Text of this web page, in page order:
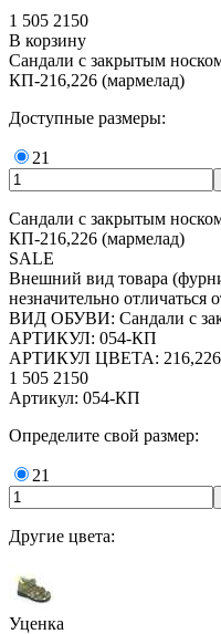
1 505 2150
В корзину
Сандали с закрытым
КП-216,226 (мармелад)
Доступные размеры:
21
Сандали с закрытым
КП-216,226 (мармелад)
SALE
Внешний вид товара
незначительно отличаться
ВИД ОБУВИ: Сандали с
АРТИКУЛ: 054-КП
АРТИКУЛ ЦВЕТА: 216,226
1 505 2150
Артикул: 054-КП
Определите свой размер:
21
Другие цвета:
Уценка